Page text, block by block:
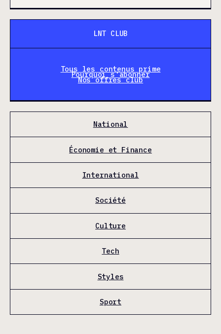
LNT CLUB
Tous les contenus prime
Pourquoi s'abonner
Nos offres club
National
Économie et Finance
International
Société
Culture
Tech
Styles
Sport